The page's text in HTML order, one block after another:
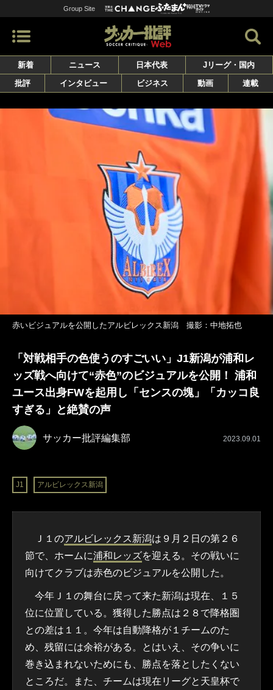
Group Site
新着 ニュース 日本代表
Jリーグ・国内
批評
インタビュー ビジネス 動画 連載
赤いビジュアルを公開したアルビレックス新潟 撮影：中地拓也
「対戦相手の色使うのすごいい」J1新潟が浦和レ
ッズ戦へ向けて“赤色”のビジュアルを公開！ 浦和
ユース出身FWを起用し「センスの塊」「カッコ良
すぎる」と絶賛の声
サッカー批評編集部 2023.09.01
J1 アルビレックス新潟
Ｊ１のアルビレックス新潟は９月２日の第２６
節で、ホームに浦和レッズを迎える。その戦いに
向けてクラブは赤色のビジュアルを公開した。
今年Ｊ１の舞台に戻って来た新潟は現在、１５
位に位置している。獲得した勝点は２８で降格圏
との差は１１。今年は自動降格が１チームのた
め、残留には余裕がある。とはいえ、その争いに
巻き込まれないためにも、勝点を落としたくない
ところだ。また、チームは現在リーグと天皇杯で